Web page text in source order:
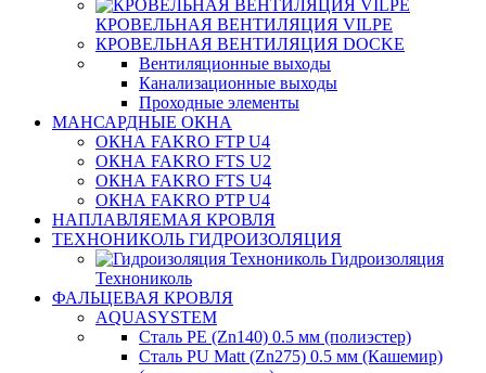
КРОВЕЛЬНАЯ ВЕНТИЛЯЦИЯ VILPE
КРОВЕЛЬНАЯ ВЕНТИЛЯЦИЯ DOCKE
Вентиляционные выходы
Канализационные выходы
Проходные элементы
МАНСАРДНЫЕ ОКНА
ОКНА FAKRO FTP U4
ОКНА FAKRO FTS U2
ОКНА FAKRO FTS U4
ОКНА FAKRO PTP U4
НАПЛАВЛЯЕМАЯ КРОВЛЯ
ТЕХНОНИКОЛЬ ГИДРОИЗОЛЯЦИЯ
Гидроизоляция
Технониколь
ФАЛЬЦЕВАЯ КРОВЛЯ
AQUASYSTEM
Сталь PE (Zn140) 0.5 мм (полиэстер)
Сталь PU Matt (Zn275) 0.5 мм (Кашемир)